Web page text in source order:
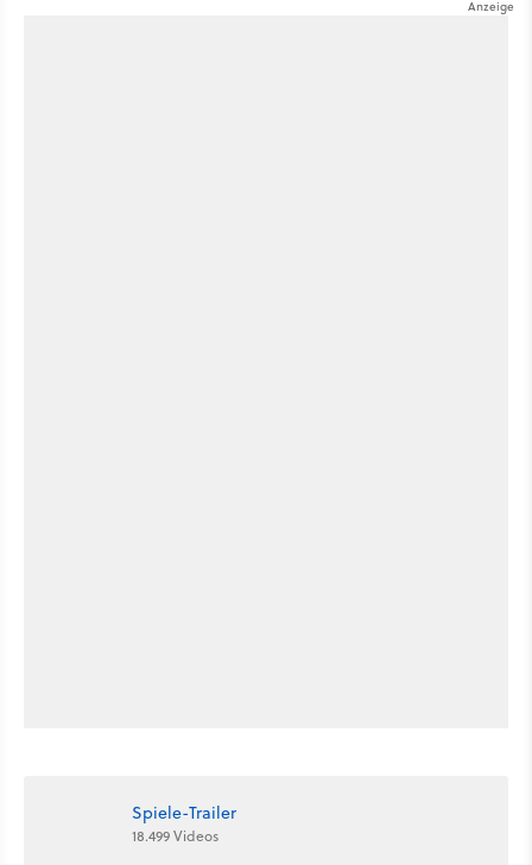
Spiele-Trailer
18.499 Videos